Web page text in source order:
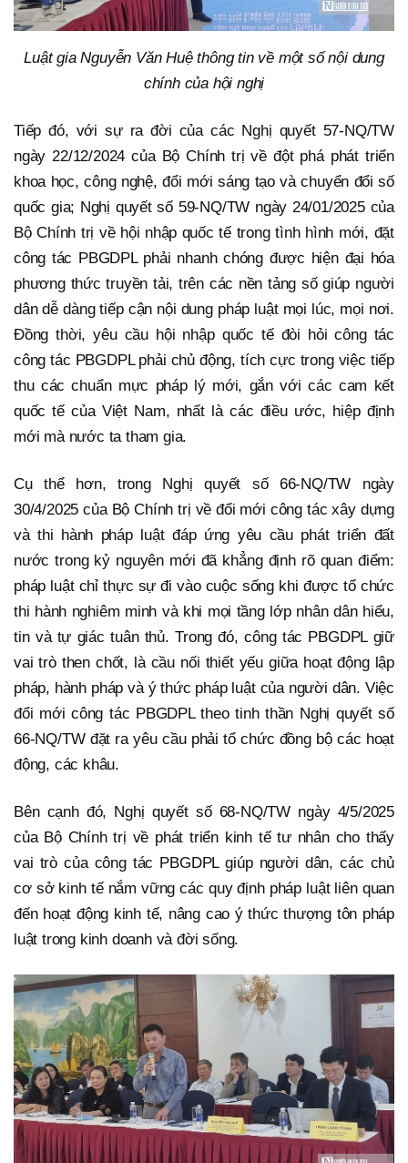
Luật gia Nguyễn Văn Huệ thông tin về một số nội dung
chính của hội nghị
Tiếp đó, với sự ra đời của các Nghị quyết 57-NQ/TW
ngày 22/12/2024 của Bộ Chính trị về đột phá phát triển
khoa học, công nghệ, đổi mới sáng tạo và chuyển đổi số
quốc gia; Nghị quyết số 59-NQ/TW ngày 24/01/2025 của
Bộ Chính trị về hội nhập quốc tế trong tình hình mới, đặt
công tác PBGDPL phải nhanh chóng được hiện đại hóa
phương thức truyền tải, trên các nền tảng số giúp người
dân dễ dàng tiếp cận nội dung pháp luật mọi lúc, mọi nơi.
Đồng thời, yêu cầu hội nhập quốc tế đòi hỏi công tác
công tác PBGDPL phải chủ động, tích cực trong việc tiếp
thu các chuẩn mực pháp lý mới, gắn với các cam kết
quốc tế của Việt Nam, nhất là các điều ước, hiệp định
mới mà nước ta tham gia.
Cụ thể hơn, trong Nghị quyết số 66-NQ/TW ngày
30/4/2025 của Bộ Chính trị về đổi mới công tác xây dựng
và thi hành pháp luật đáp ứng yêu cầu phát triển đất
nước trong kỷ nguyên mới đã khẳng định rõ quan điểm:
pháp luật chỉ thực sự đi vào cuộc sống khi được tổ chức
thi hành nghiêm minh và khi mọi tầng lớp nhân dân hiểu,
tin và tự giác tuân thủ. Trong đó, công tác PBGDPL giữ
vai trò then chốt, là cầu nối thiết yếu giữa hoạt động lập
pháp, hành pháp và ý thức pháp luật của người dân. Việc
đổi mới công tác PBGDPL theo tinh thần Nghị quyết số
66-NQ/TW đặt ra yêu cầu phải tổ chức đồng bộ các hoạt
động, các khâu.
Bên cạnh đó, Nghị quyết số 68-NQ/TW ngày 4/5/2025
của Bộ Chính trị về phát triển kinh tế tư nhân cho thấy
vai trò của công tác PBGDPL giúp người dân, các chủ
cơ sở kinh tế nắm vững các quy định pháp luật liên quan
đến hoạt động kinh tế, nâng cao ý thức thượng tôn pháp
luật trong kinh doanh và đời sống.